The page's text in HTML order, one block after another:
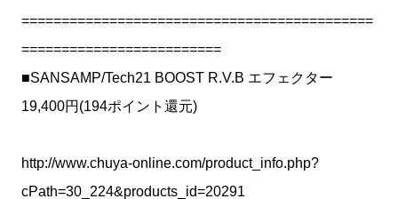
============================================
=========================
■SANSAMP/Tech21 BOOST R.V.B エフェクター
19,400円(194ポイント還元)
http://www.chuya-online.com/product_info.php?
cPath=30_224&products_id=20291